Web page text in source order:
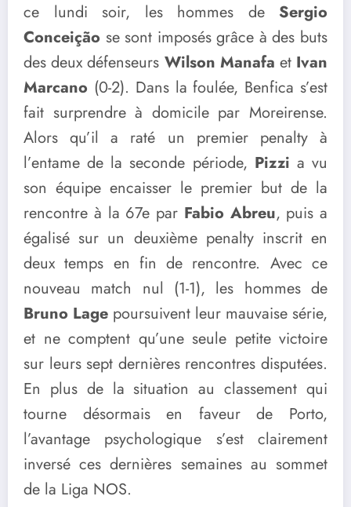
ce lundi soir, les hommes de Sergio
Conceição se sont imposés grâce à des buts
des deux défenseurs Wilson Manafa et Ivan
Marcano (0-2). Dans la foulée, Benfica s’est
fait surprendre à domicile par Moreirense.
Alors qu’il a raté un premier penalty à
l’entame de la seconde période, Pizzi a vu
son équipe encaisser le premier but de la
rencontre à la 67e par Fabio Abreu, puis a
égalisé sur un deuxième penalty inscrit en
deux temps en fin de rencontre. Avec ce
nouveau match nul (1-1), les hommes de
Bruno Lage poursuivent leur mauvaise série,
et ne comptent qu’une seule petite victoire
sur leurs sept dernières rencontres disputées.
En plus de la situation au classement qui
tourne désormais en faveur de Porto,
l’avantage psychologique s’est clairement
inversé ces dernières semaines au sommet
de la Liga NOS.